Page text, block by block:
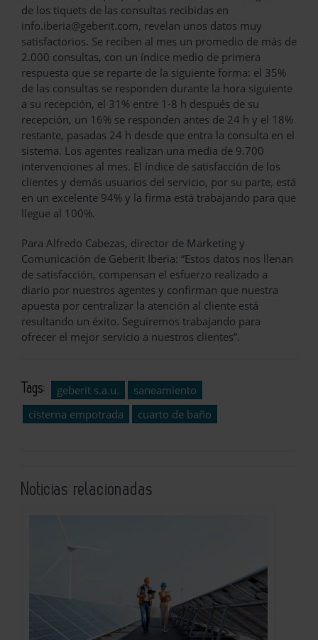
de los tiquets de las consultas recibidas en
info.iberia@geberit.com, revelan unos datos muy
satisfactorios. Se reciben al mes un promedio de más de
2.000 consultas, con un índice medio de primera
respuesta que se reparte de la siguiente forma: el 35%
de las consultas se responden durante la hora siguiente
a su recepción, el 31% entre 1-8 h después de su
recepción, un 16% se responden antes de 24 h y el 18%
restante, pasadas 24 h desde que entra la consulta en el
sistema. Los agentes realizan una media de 9.700
intervenciones al mes. El índice de satisfacción de los
clientes y demás usuarios del servicio, por su parte, está
en un excelente 94% y la firma está trabajando para que
llegue al 100%.
Para Alfredo Cabezas, director de Marketing y
Comunicación de Geberit Iberia: “Estos datos nos llenan
de satisfacción, compensan el esfuerzo realizado a
diario por nuestros agentes y confirman que nuestra
apuesta por centralizar la atención al cliente está
resultando un éxito. Seguiremos trabajando para
ofrecer el mejor servicio a nuestros clientes”.
Tags: geberit s.a.u.
saneamiento
cisterna empotrada
cuarto de baño
Noticias relacionadas